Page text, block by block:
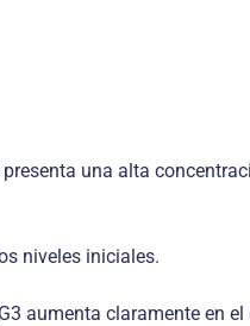
una alta
niveles iniciales.
aumenta claramente en